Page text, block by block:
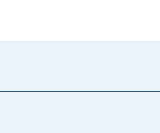
調布市 離婚 相談